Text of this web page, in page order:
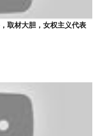
取材大胆，女权主义代表